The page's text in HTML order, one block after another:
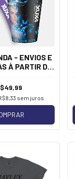
- ENVIOS E
À PARTIR DE
sem juros